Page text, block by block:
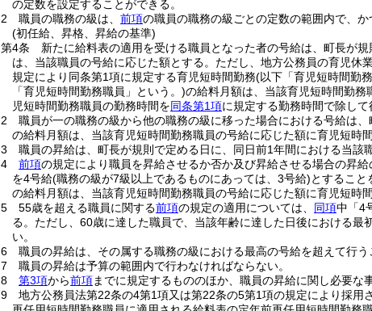
の定数を設定することができる。
2
職員の職務の級は、 前項の職員の職務の級ごとの定数の範囲内で、
(初任給、昇格、昇給の基準)
第4条
新たに給料表の適用を受ける職員となった者の号給は、町長が
は、当該職員の号給に応じた額とする。 ただし、地方公務員の育児休
規定により同条第1項に規定する育児短時間勤務(以下「育児短時間勤
「育児短時間勤務職員」という。)の給料月額は、当該育児短時間勤務
児短時間勤務職員の勤務時間を同条第1項に規定する勤務時間で除して
2
職員が一の職務の級から他の職務の級に移った場合における号給は
の給料月額は、当該育児短時間勤務職員の号給に応じた額に育児短時
3
職員の昇給は、町長が規則で定める日に、同日前1年間における当該
4
前項の規定により職員を昇給させるか否か及び昇給させる場合の昇給
を4号給(職務の級が7級以上であるものにあっては、3号給)とすること
の給料月額は、当該育児短時間勤務職員の号給に応じた額に育児短時
5
55歳を超える職員に関する前項の規定の適用については、 同項中「4
る。 ただし、60歳に達した職員で、当該年齢に達した日後における
い。
6
職員の昇給は、その属する職務の級における最高の号給を超えて行う
7
職員の昇給は予算の範囲内で行わなければならない。
8
第3項から前項までに規定するもののほか、職員の昇給に関し必要な
9
地方公務員法第22条の4第1項又は第22条の5第1項の規定により採用